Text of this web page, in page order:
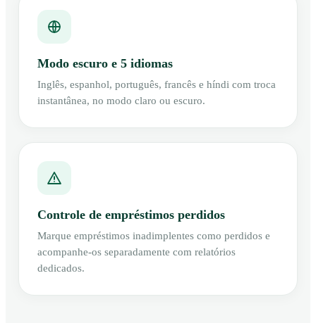
Modo escuro e 5 idiomas
Inglês, espanhol, português, francês e híndi com troca
instantânea, no modo claro ou escuro.
Controle de empréstimos perdidos
Marque empréstimos inadimplentes como perdidos e
acompanhe-os separadamente com relatórios
dedicados.